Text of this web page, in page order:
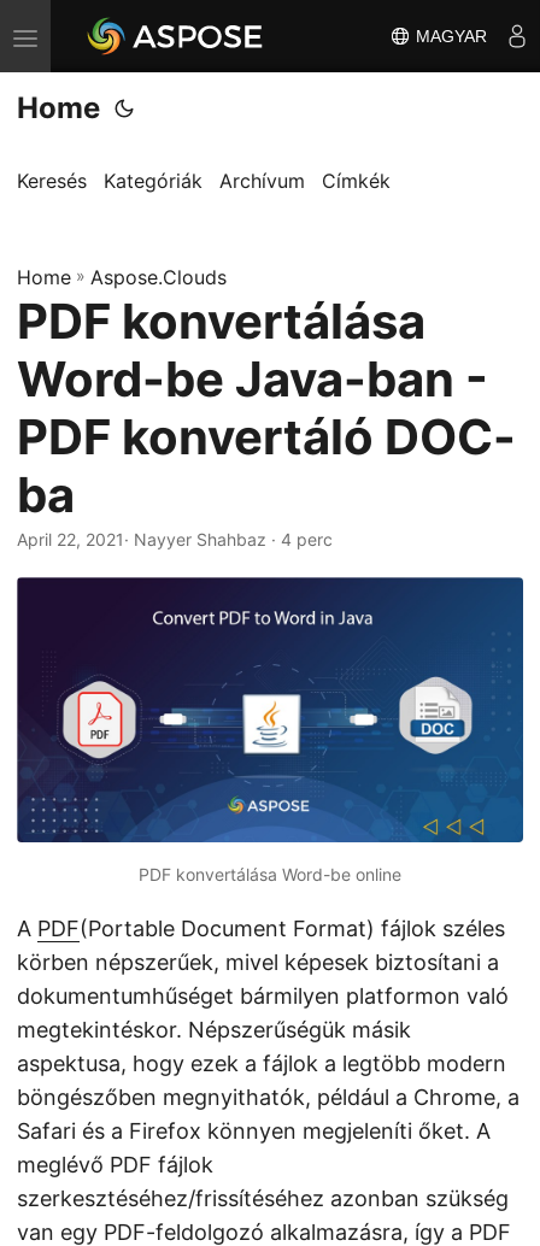
T
o
g
l
a
v
i
g
t
i
o
n
MAGYAR
Home
Keresés Kategóriák Archívum Címkék
Home » Aspose.Clouds
PDF konvertálása
Word-be Java-ban -
PDF konvertáló DOC-
ba
April 22, 2021· Nayyer Shahbaz · 4 perc
PDF konvertálása Word-be online
A PDF(Portable Document Format) fájlok széles
körben népszerűek, mivel képesek biztosítani a
dokumentumhűséget bármilyen platformon való
megtekintéskor. Népszerűségük másik
aspektusa, hogy ezek a fájlok a legtöbb modern
böngészőben megnyithatók, például a Chrome, a
Safari és a Firefox könnyen megjeleníti őket. A
meglévő PDF fájlok
szerkesztéséhez/frissítéséhez azonban szükség
van egy PDF-feldolgozó alkalmazásra, így a PDF